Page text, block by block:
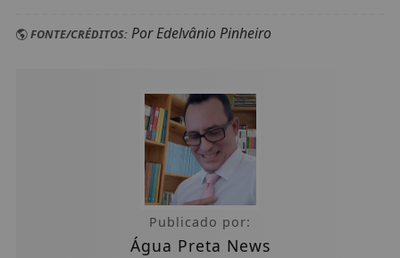
FONTE/CRÉDITOS:Por Edelvânio Pinheiro
Publicado por:
Água Preta News